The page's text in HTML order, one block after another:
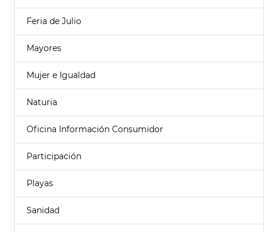
Feria de Julio
Mayores
Mujer e Igualdad
Naturia
Oficina Información Consumidor
Participación
Playas
Sanidad